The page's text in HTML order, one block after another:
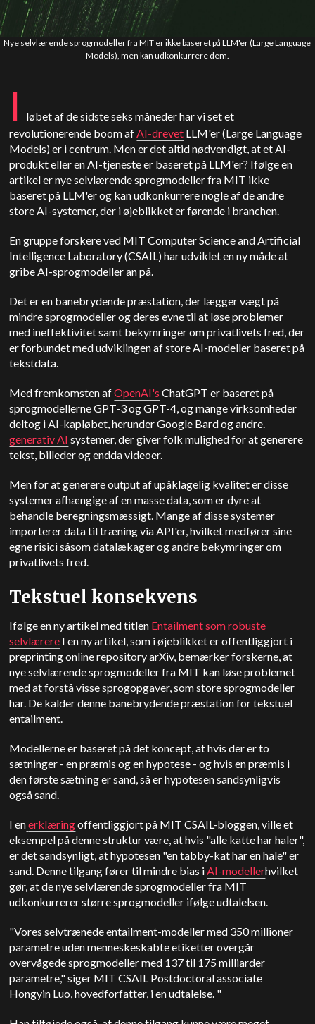
Nye selvlærende sprogmodeller fra MIT er ikke baseret på LLM'er (Large Language
Models), men kan udkonkurrere dem.
I
løbet af de sidste seks måneder har vi set et
revolutionerende boom afAI-drevet LLM'er (Large Language
Models) er i centrum. Men er det altid nødvendigt, at et AI-
produkt eller en AI-tjeneste er baseret på LLM'er? Ifølge en
artikel er nye selvlærende sprogmodeller fra MIT ikke
baseret på LLM'er og kan udkonkurrere nogle af de andre
store AI-systemer, der i øjeblikket er førende i branchen.
En gruppe forskere ved MIT Computer Science and Artificial
Intelligence Laboratory (CSAIL) har udviklet en ny måde at
gribe AI-sprogmodeller an på.
Det er en banebrydende præstation, der lægger vægt på
mindre sprogmodeller og deres evne til at løse problemer
med ineffektivitet samt bekymringer om privatlivets fred, der
er forbundet med udviklingen af store AI-modeller baseret på
tekstdata.
Med fremkomsten afOpenAI's ChatGPT er baseret på
sprogmodellerne GPT-3 og GPT-4, og mange virksomheder
deltog i AI-kapløbet, herunder Google Bard og andre.
generativ AI systemer, der giver folk mulighed for at generere
tekst, billeder og endda videoer.
Men for at generere output af upåklagelig kvalitet er disse
systemer afhængige af en masse data, som er dyre at
behandle beregningsmæssigt. Mange af disse systemer
importerer data til træning via API'er, hvilket medfører sine
egne risici såsom datalækager og andre bekymringer om
privatlivets fred.
Tekstuel konsekvens
Ifølge en ny artikel med titlen Entailment som robuste
selvlærere I en ny artikel, som i øjeblikket er offentliggjort i
preprinting online repository arXiv, bemærker forskerne, at
nye selvlærende sprogmodeller fra MIT kan løse problemet
med at forstå visse sprogopgaver, som store sprogmodeller
har. De kalder denne banebrydende præstation for tekstuel
entailment.
Modellerne er baseret på det koncept, at hvis der er to
sætninger - en præmis og en hypotese - og hvis en præmis i
den første sætning er sand, så er hypotesen sandsynligvis
også sand.
I enerklæringoffentliggjort på MIT CSAIL-bloggen, ville et
eksempel på denne struktur være, at hvis "alle katte har haler",
er det sandsynligt, at hypotesen "en tabby-kat har en hale" er
sand. Denne tilgang fører til mindre bias iAI-modellerhvilket
gør, at de nye selvlærende sprogmodeller fra MIT
udkonkurrerer større sprogmodeller ifølge udtalelsen.
"Vores selvtrænede entailment-modeller med 350 millioner
parametre uden menneskeskabte etiketter overgår
overvågede sprogmodeller med 137 til 175 milliarder
parametre," siger MIT CSAIL Postdoctoral associate
Hongyin Luo, hovedforfatter, i en udtalelse. "